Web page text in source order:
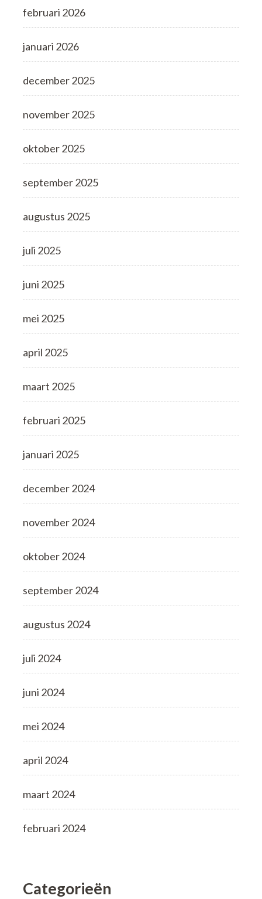
februari 2026
januari 2026
december 2025
november 2025
oktober 2025
september 2025
augustus 2025
juli 2025
juni 2025
mei 2025
april 2025
maart 2025
februari 2025
januari 2025
december 2024
november 2024
oktober 2024
september 2024
augustus 2024
juli 2024
juni 2024
mei 2024
april 2024
maart 2024
februari 2024
Categorieën